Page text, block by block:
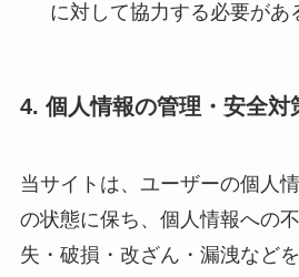
に対して協力する必要があ
4. 個人情報の管理・安全対
当サイトは、ユーザーの個人
の状態に保ち、個人情報への
失・破損・改ざん・漏洩など